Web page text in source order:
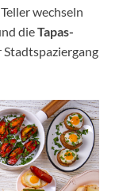
wechseln
dieTapas-